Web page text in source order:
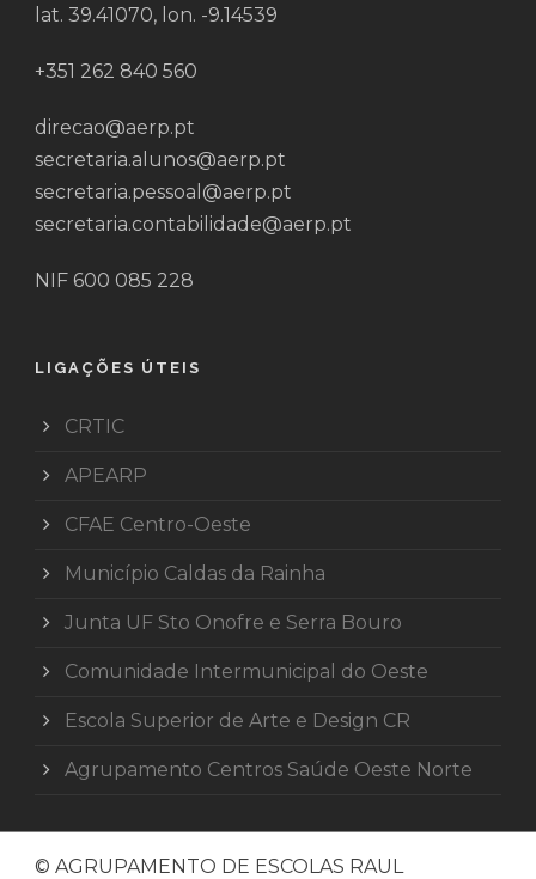
lat. 39.41070, lon. -9.14539
+351 262 840 560
direcao@aerp.pt
secretaria.alunos@aerp.pt
secretaria.pessoal@aerp.pt
secretaria.contabilidade@aerp.pt
NIF 600 085 228
LIGAÇÕES ÚTEIS
CRTIC
APEARP
CFAE Centro-Oeste
Município Caldas da Rainha
Junta UF Sto Onofre e Serra Bouro
Comunidade Intermunicipal do Oeste
Escola Superior de Arte e Design CR
Agrupamento Centros Saúde Oeste Norte
© AGRUPAMENTO DE ESCOLAS RAUL